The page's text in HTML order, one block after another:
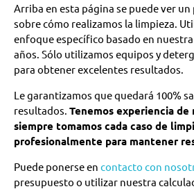
Arriba en esta página se puede ver un
sobre cómo realizamos la limpieza.
enfoque específico basado en
años. Sólo utilizamos equipos y
para obtener excelentes resultados.
Le garantizamos que quedará 100%
resultados. Tenemos experiencia de
siempre tomamos cada caso de
profesionalmente para mantener
Puede ponerse en contacto con
presupuesto o utilizar nuestra